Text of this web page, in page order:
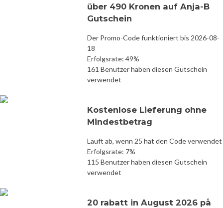
über 490 Kronen auf Anja-B
Gutschein
Der Promo-Code funktioniert bis 2026-08-
18
Erfolgsrate: 49%
161 Benutzer haben diesen Gutschein
verwendet
Kostenlose Lieferung ohne
Mindestbetrag
Läuft ab, wenn 25 hat den Code verwendet
Erfolgsrate: 7%
115 Benutzer haben diesen Gutschein
verwendet
20 rabatt in August 2026 på